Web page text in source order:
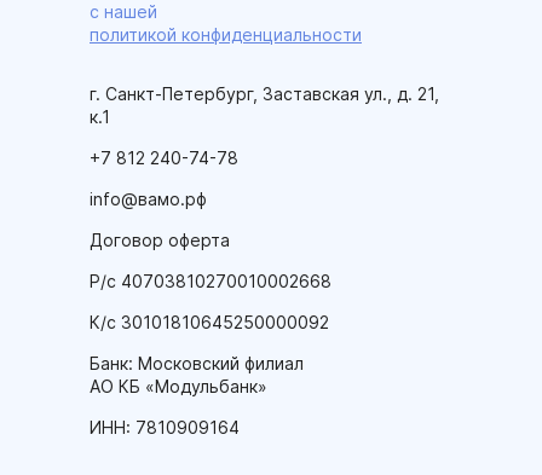
с нашей
политикой конфиденциальности
г. Санкт-Петербург, Заставская ул., д. 21,
к.1
+7 812 240-74-78
info@вамо.рф
Договор оферта
Р/с 40703810270010002668
К/с 30101810645250000092
Банк: Московский филиал
АО КБ «Модульбанк»
ИНН: 7810909164